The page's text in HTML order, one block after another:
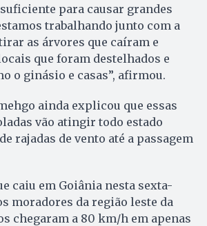
para causar grandes
trabalhando junto com a
as árvores que caíram e
que foram destelhados e
o ginásio e casas”, afirmou.
ainda explicou que essas
vão atingir todo estado
rajadas de vento até a passagem
caiu em Goiânia nesta sexta-
moradores da região leste da
chegaram a 80 km/h em apenas